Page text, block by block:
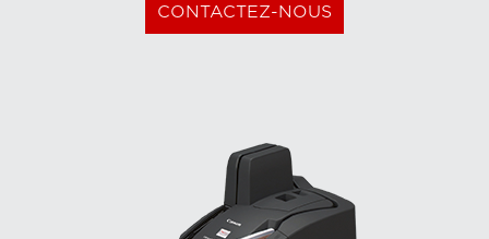
CONTACTEZ-NOUS